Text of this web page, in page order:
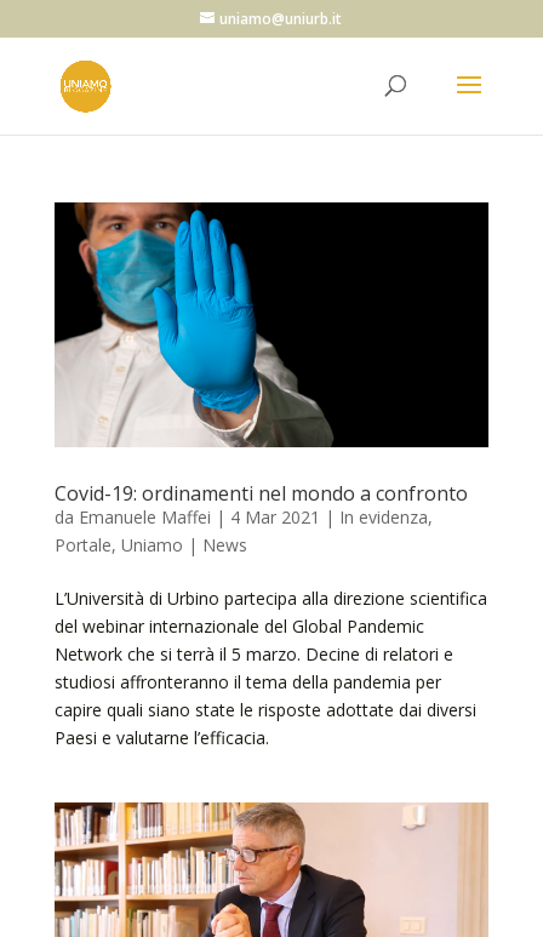
uniamo@uniurb.it
Covid-19: ordinamenti nel mondo a confronto
da Emanuele Maffei | 4 Mar 2021 | In evidenza,
Portale, Uniamo | News
L’Università di Urbino partecipa alla direzione scientifica
del webinar internazionale del Global Pandemic
Network che si terrà il 5 marzo. Decine di relatori e
studiosi affronteranno il tema della pandemia per
capire quali siano state le risposte adottate dai diversi
Paesi e valutarne l’efficacia.